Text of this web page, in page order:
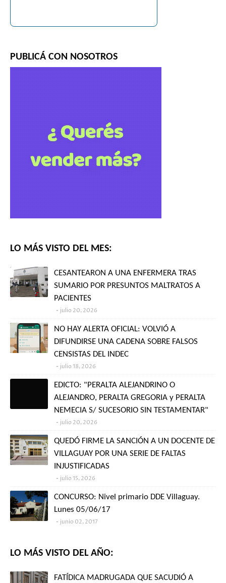
PUBLICÁ CON NOSOTROS
LO MÁS VISTO DEL MES:
CESANTEARON A UNA ENFERMERA TRAS
SUMARIO POR PRESUNTOS MALTRATOS A
PACIENTES
julio 20, 2026
NO HAY ALERTA OFICIAL: VOLVIÓ A
DIFUNDIRSE UNA CADENA SOBRE FALSOS
CENSISTAS DEL INDEC
julio 18, 2026
EDICTO: "PERALTA ALEJANDRINO O
ALEJANDRO, PERALTA GREGORIA y PERALTA
NEMECIA S/ SUCESORIO SIN TESTAMENTAR"
julio 20, 2026
QUEDÓ FIRME LA SANCIÓN A UN DOCENTE DE
VILLAGUAY POR UNA SERIE DE FALTAS
INJUSTIFICADAS
julio 15, 2026
CONCURSO: Nivel primario DDE Villaguay.
Lunes 05/06/17
junio 02, 2017
LO MÁS VISTO DEL AÑO:
FATÍDICA MADRUGADA QUE SACUDIÓ A